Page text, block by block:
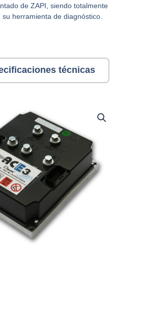
de ZAPI, siendo totalmente
su herramienta de diagnóstico.
técnicas